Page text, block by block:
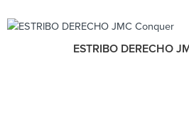
ESTRIBO DERECHO